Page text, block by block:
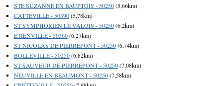
STE SUZANNE EN BAUPTOIS - 50250(5,66km)
CATTEVILLE - 50390(5,78km)
ST SYMPHORIEN LE VALOIS - 50250(6,2km)
ETIENVILLE - 50360(6,27km)
ST NICOLAS DE PIERREPONT - 50250(6,74km)
BOLLEVILLE - 50250(6,82km)
ST SAUVEUR DE PIERREPONT - 50250(7,08km)
NEUVILLE EN BEAUMONT - 50250(7,58km)